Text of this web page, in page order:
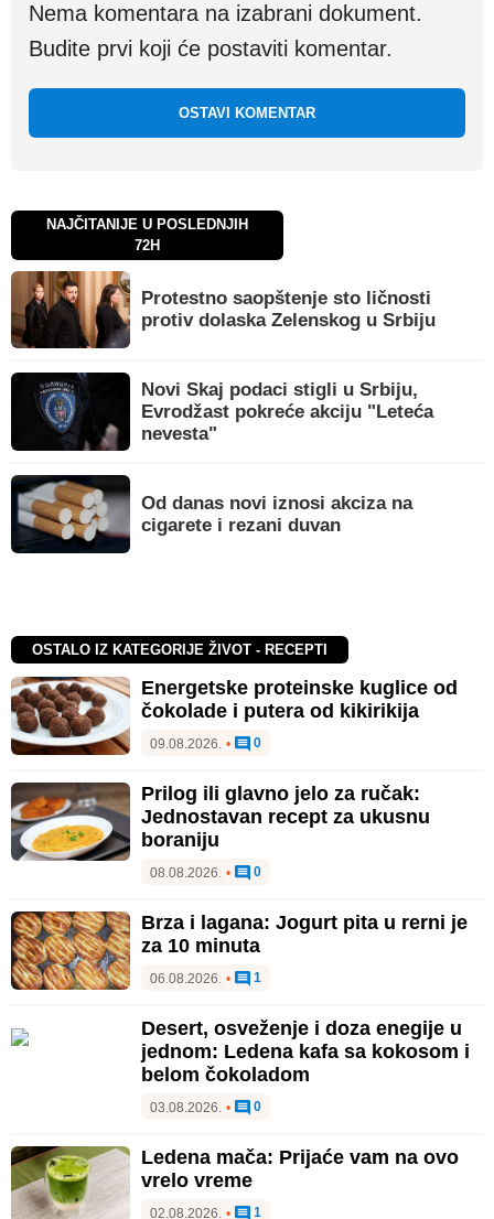
Nema komentara na izabrani dokument.
Budite prvi koji će postaviti komentar.
OSTAVI KOMENTAR
NAJČITANIJE U POSLEDNJIH
72H
Protestno saopštenje sto ličnosti
protiv dolaska Zelenskog u Srbiju
Novi Skaj podaci stigli u Srbiju,
Evrodžast pokreće akciju "Leteća
nevesta"
Od danas novi iznosi akciza na
cigarete i rezani duvan
OSTALO IZ KATEGORIJE ŽIVOT - RECEPTI
Energetske proteinske kuglice od
čokolade i putera od kikirikija
09.08.2026. • 0
Prilog ili glavno jelo za ručak:
Jednostavan recept za ukusnu
boraniju
08.08.2026. • 0
Brza i lagana: Jogurt pita u rerni je
za 10 minuta
06.08.2026. • 1
Desert, osveženje i doza enegije u
jednom: Ledena kafa sa kokosom i
belom čokoladom
03.08.2026. • 0
Ledena mača: Prijaće vam na ovo
vrelo vreme
02.08.2026. • 1